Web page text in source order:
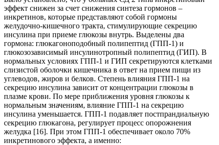
эффект снижен за счет снижения синтеза гормонов –
инкретинов, которые представляют собой гормоны
желудочно-кишечного тракта, стимулирующие секрецию
инсулина при приеме глюкозы внутрь. Выделены два
гормона: глюкагоноподобный полипептид (ГПП-1) и
глюкозозависимый инсулинотропный полипептид (ГИП). В
нормальных условиях ГПП-1 и ГИП секретируются клетками
слизистой оболочки кишечника в ответ на прием пищи из
углеводов, жиров и белков. Степень влияния ГПП-1 на
секрецию инсулина зависит от концентрации глюкозы в
плазме крови. По мере приближения уровня глюкозы к
нормальным значениям, влияние ГПП-1 на секрецию
инсулина уменьшается. ГПП-1 подавляет постпрандиальную
секрецию глюкагона, регулирует процесс опорожнения
желудка [16]. При этом ГПП-1 обеспечивает около 70%
инкретинового эффекта, а именно: